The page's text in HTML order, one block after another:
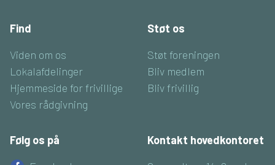
Find
Viden om os
Lokalafdelinger
Hjemmeside for frivillige
Vores rådgivning
Støt os
Støt foreningen
Bliv medlem
Bliv frivillig
Følg os på
Kontakt hovedkontoret